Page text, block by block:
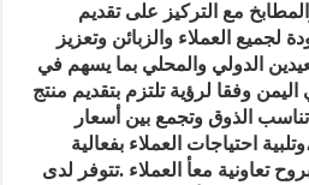
مع التركيز على تقديم
لجميع العملاء والزبائن وتعزيز
الدولي والمحلي بما يسهم في
اليمن وفقا لرؤية تلتزم بتقديم منتج
الذوق وتجمع بين أسعار
احتياجات العملاء بفعالية
تعاونية معأ العملاء .تتوفر لدى